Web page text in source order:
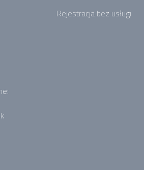
Rejestracja bez usługi